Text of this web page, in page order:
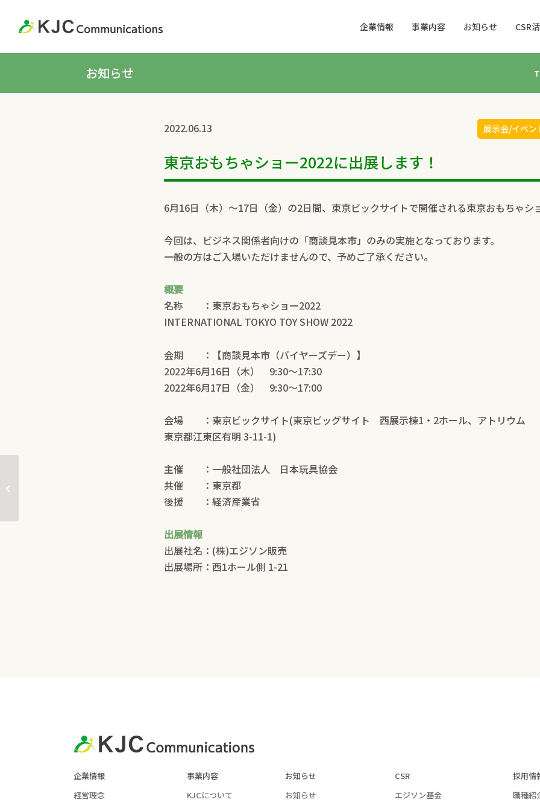
企業情報 事業内容 お知らせ CSR
お知らせ
2022.06.13 展示会/イベン
東京おもちゃショー2022に出展します！
6月16日（木）～17日（金）の2日間、東京ビックサイトで開催される東京おもちゃシ
今回は、ビジネス関係者向けの「商談見本市」のみの実施となっております。
一般の方はご入場いただけませんので、予めご了承ください。
概要
名称 ：東京おもちゃショー2022
INTERNATIONAL TOKYO TOY SHOW 2022
会期 ：【商談見本市（バイヤーズデー）】
2022年6月16日（木） 9:30～17:30
2022年6月17日（金） 9:30～17:00
会場 ：東京ビックサイト(東京ビッグサイト 西展示棟1・2ホール、アトリウム
東京都江東区有明 3-11-1)
主催 ：一般社団法人 日本玩具協会
共催 ：東京都
後援 ：経済産業省
出展情報
出展社名：(株)エジソン販売
出展場所：西1ホール側 1-21
企業情報
経営理念
事業内容
KJCについて
お知らせ
お知らせ
CSR
エジソン基金
採用情
職種紹